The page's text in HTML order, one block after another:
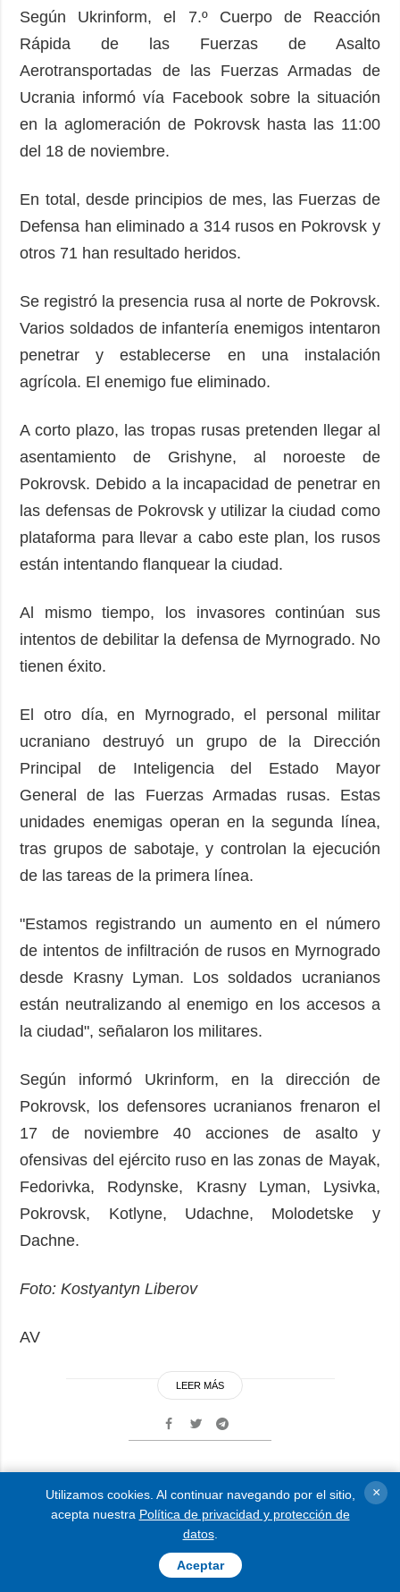
Según Ukrinform, el 7.º Cuerpo de Reacción
Rápida de las Fuerzas de Asalto
Aerotransportadas de las Fuerzas Armadas de
Ucrania informó vía Facebook sobre la situación
en la aglomeración de Pokrovsk hasta las 11:00
del 18 de noviembre.
En total, desde principios de mes, las Fuerzas de
Defensa han eliminado a 314 rusos en Pokrovsk y
otros 71 han resultado heridos.
Se registró la presencia rusa al norte de Pokrovsk.
Varios soldados de infantería enemigos intentaron
penetrar y establecerse en una instalación
agrícola. El enemigo fue eliminado.
A corto plazo, las tropas rusas pretenden llegar al
asentamiento de Grishyne, al noroeste de
Pokrovsk. Debido a la incapacidad de penetrar en
las defensas de Pokrovsk y utilizar la ciudad como
plataforma para llevar a cabo este plan, los rusos
están intentando flanquear la ciudad.
Al mismo tiempo, los invasores continúan sus
intentos de debilitar la defensa de Myrnogrado. No
tienen éxito.
El otro día, en Myrnogrado, el personal militar
ucraniano destruyó un grupo de la Dirección
Principal de Inteligencia del Estado Mayor
General de las Fuerzas Armadas rusas. Estas
unidades enemigas operan en la segunda línea,
tras grupos de sabotaje, y controlan la ejecución
de las tareas de la primera línea.
"Estamos registrando un aumento en el número
de intentos de infiltración de rusos en Myrnogrado
desde Krasny Lyman. Los soldados ucranianos
están neutralizando al enemigo en los accesos a
la ciudad", señalaron los militares.
Según informó Ukrinform, en la dirección de
Pokrovsk, los defensores ucranianos frenaron el
17 de noviembre 40 acciones de asalto y
ofensivas del ejército ruso en las zonas de Mayak,
Fedorivka, Rodynske, Krasny Lyman, Lysivka,
Pokrovsk, Kotlyne, Udachne, Molodetske y
Dachne.
Foto: Kostyantyn Liberov
AV
LEER MÁS
Zelensky califica su visita a
Francia como una de las
más productivas del año
Utilizamos cookies. Al continuar navegando por el sitio,
acepta nuestra Política de privacidad y protección de
datos.
Aceptar
×